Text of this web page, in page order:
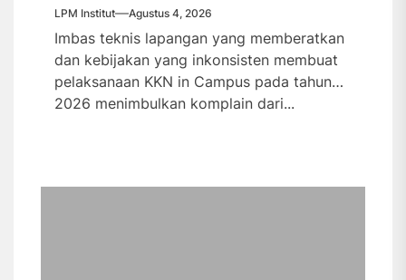
LPM Institut Agustus 4, 2026
Imbas teknis lapangan yang memberatkan
dan kebijakan yang inkonsisten membuat
pelaksanaan KKN in Campus pada tahun
2026 menimbulkan komplain dari...